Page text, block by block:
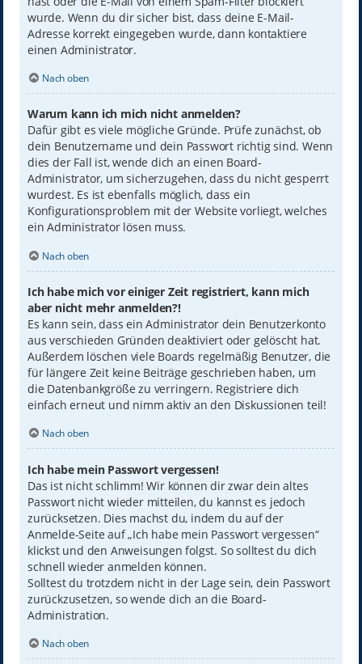
wurde. Wenn du dir sicher bist, dass deine E-Mail-
Adresse korrekt eingegeben wurde, dann kontaktiere
einen Administrator.
Nach oben
Warum kann ich mich nicht anmelden?
Dafür gibt es viele mögliche Gründe. Prüfe zunächst, ob
dein Benutzername und dein Passwort richtig sind. Wenn
dies der Fall ist, wende dich an einen Board-
Administrator, um sicherzugehen, dass du nicht gesperrt
wurdest. Es ist ebenfalls möglich, dass ein
Konfigurationsproblem mit der Website vorliegt, welches
ein Administrator lösen muss.
Nach oben
Ich habe mich vor einiger Zeit registriert, kann mich
aber nicht mehr anmelden?!
Es kann sein, dass ein Administrator dein Benutzerkonto
aus verschieden Gründen deaktiviert oder gelöscht hat.
Außerdem löschen viele Boards regelmäßig Benutzer, die
für längere Zeit keine Beiträge geschrieben haben, um
die Datenbankgröße zu verringern. Registriere dich
einfach erneut und nimm aktiv an den Diskussionen teil!
Nach oben
Ich habe mein Passwort vergessen!
Das ist nicht schlimm! Wir können dir zwar dein altes
Passwort nicht wieder mitteilen, du kannst es jedoch
zurücksetzen. Dies machst du, indem du auf der
Anmelde-Seite auf „Ich habe mein Passwort vergessen“
klickst und den Anweisungen folgst. So solltest du dich
schnell wieder anmelden können.
Solltest du trotzdem nicht in der Lage sein, dein Passwort
zurückzusetzen, so wende dich an die Board-
Administration.
Nach oben